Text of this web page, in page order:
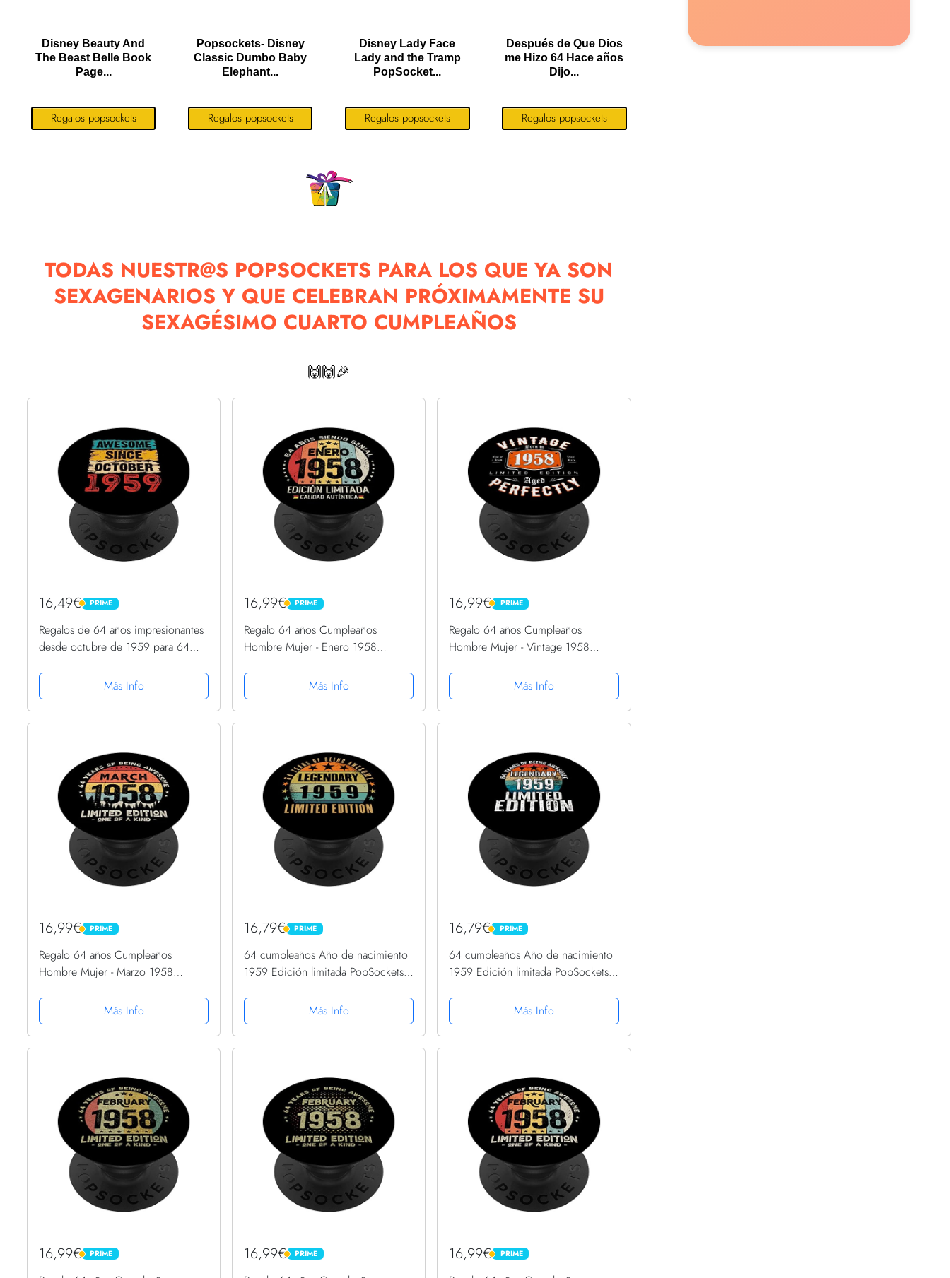
Disney Beauty And
The Beast Belle Book
Page...
Regalos popsockets
Popsockets- Disney
Classic Dumbo Baby
Elephant...
Regalos popsockets
Disney Lady Face
Lady and the Tramp
PopSocket...
Regalos popsockets
Después de Que Dios
me Hizo 64 Hace años
Dijo...
Regalos popsockets
TODAS NUESTR@S POPSOCKETS PARA LOS QUE YA SON
SEXAGENARIOS Y QUE CELEBRAN PRÓXIMAMENTE SU
SEXAGÉSIMO CUARTO CUMPLEAÑOS
🙌🙌🎉
16,49€ PRIME
PRIME
Regalos de 64 años impresionantes
desde octubre de 1959 para 64
IntercambiableMás Info
16,99€ PRIME
PRIME
Regalo 64 años Cumpleaños
Hombre Mujer - Enero 1958
Más Info
16,99€ PRIME
PRIME
Regalo 64 años Cumpleaños
Hombre Mujer - Vintage 1958
Más Info
16,99€ PRIME
PRIME
Regalo 64 años Cumpleaños
Hombre Mujer - Marzo 1958
Más Info
16,79€ PRIME
PRIME
64 cumpleaños Año de nacimiento
1959 Edición limitada PopSockets
Más Info
16,79€ PRIME
PRIME
64 cumpleaños Año de nacimiento
1959 Edición limitada PopSockets
Más Info
16,99€ PRIME
PRIME 16,99€ PRIME
PRIME 16,99€ PRIME
PRIME